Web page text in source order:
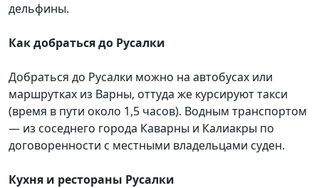
дельфины.
Как добраться до Русалки
Добраться до Русалки можно на автобусах или
маршрутках из Варны, оттуда же курсируют такси
(время в пути около 1,5 часов). Водным транспортом
— из соседнего города Каварны и Калиакры по
договоренности с местными владельцами суден.
Кухня и рестораны Русалки